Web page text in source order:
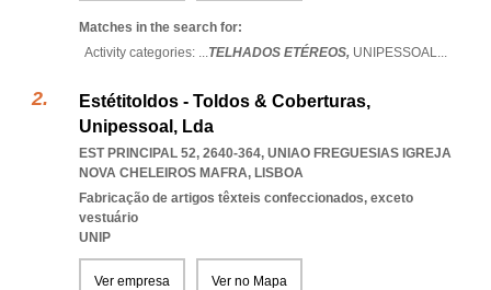
Matches in the search for:
Activity categories: ...TELHADOS ETÉREOS, UNIPESSOAL...
Estétitoldos - Toldos & Coberturas,
Unipessoal, Lda
EST PRINCIPAL 52, 2640-364, UNIAO FREGUESIAS IGREJA
NOVA CHELEIROS MAFRA, LISBOA
Fabricação de artigos têxteis confeccionados, exceto
vestuário
UNIP
Ver empresa Ver no Mapa